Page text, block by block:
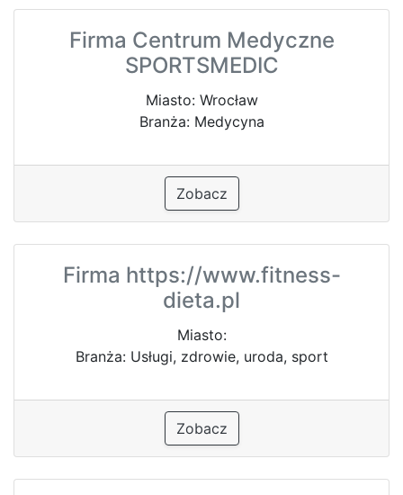
Firma Centrum Medyczne
SPORTSMEDIC
Miasto: Wrocław
Branża: Medycyna
Zobacz
Firma https://www.fitness-
dieta.pl
Miasto:
Branża: Usługi, zdrowie, uroda, sport
Zobacz